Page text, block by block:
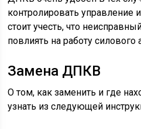
контролировать
стоит учесть, что
повлиять на работу силового
Замена ДПКВ
О том, как заменить и где
узнать из следующей